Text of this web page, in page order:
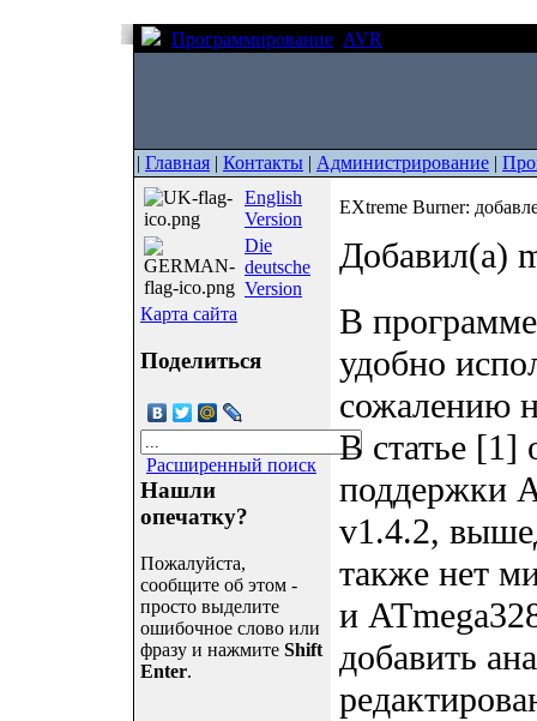
Программирование AVR
| Главная | Контакты | Администрирование |
English
Version
Die
deutsche
Version
Карта сайта
Поделиться
Расширенный поиск
Нашли
опечатку?
Пожалуйста,
сообщите об этом -
просто выделите
ошибочное слово или
фразу и нажмите Shift
Enter.
EXtreme Burner:
Добавил(а)
В
удобно
сожалению
В статье [1]
поддержки
v1.4.2,
также нет
и
добавить